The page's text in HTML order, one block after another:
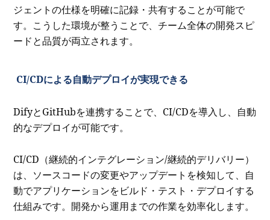
ジェントの仕様を明確に記録・共有することが可能で
す。こうした環境が整うことで、チーム全体の開発スピ
ードと品質が両立されます。
CI/CDによる自動デプロイが実現できる
DifyとGitHubを連携することで、CI/CDを導入し、自動
的なデプロイが可能です。
CI/CD（継続的インテグレーション/継続的デリバリー）
は、ソースコードの変更やアップデートを検知して、自
動でアプリケーションをビルド・テスト・デプロイする
仕組みです。開発から運用までの作業を効率化します。